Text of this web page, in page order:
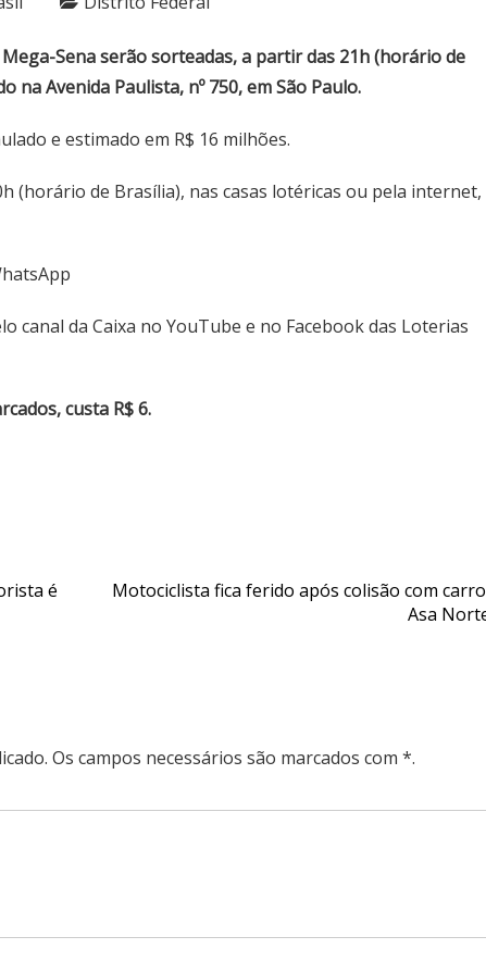
Sena serão sorteadas, a partir das 21h (horário de
na Avenida Paulista, nº 750, em São Paulo.
e estimado em R$ 16 milhões.
(horário de Brasília), nas casas lotéricas ou pela internet,
canal da Caixa no YouTube e no Facebook das Loterias
custa R$ 6.
é
Motociclista fica ferido após colisão com
Asa
Os campos necessários são marcados com *.